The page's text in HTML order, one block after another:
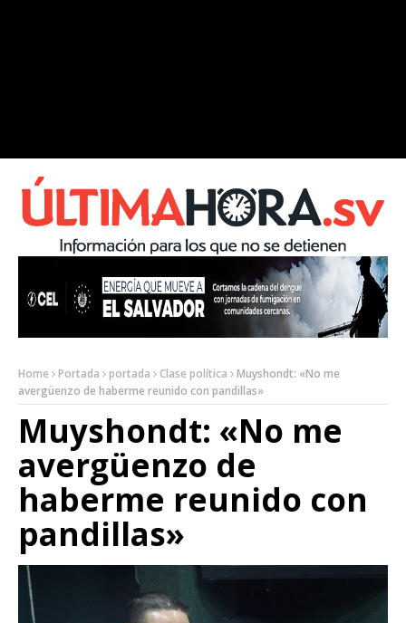
Home Portada portada Clase política
Muyshondt: «No me
avergüenzo de haberme reunido con pandillas»
Muyshondt: «No me
avergüenzo de
haberme reunido con
pandillas»